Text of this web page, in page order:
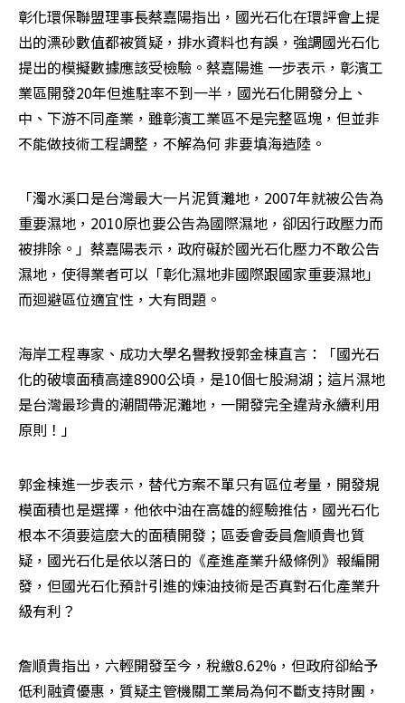
彰化環保聯盟理事長蔡嘉陽指出，國光石化在環評會上提
出的漂砂數值都被質疑，排水資料也有誤，強調國光石化
提出的模擬數據應該受檢驗。蔡嘉陽進 一步表示，彰濱工
業區開發20年但進駐率不到一半，國光石化開發分上、
中、下游不同產業，雖彰濱工業區不是完整區塊，但並非
不能做技術工程調整，不解為何 非要填海造陸。
「濁水溪口是台灣最大一片泥質灘地，2007年就被公告為
重要濕地，2010原也要公告為國際濕地，卻因行政壓力而
被排除。」蔡嘉陽表示，政府礙於國光石化壓力不敢公告
濕地，使得業者可以「彰化濕地非國際跟國家重要濕地」
而迴避區位適宜性，大有問題。
海岸工程專家、成功大學名譽教授郭金棟直言：「國光石
化的破壞面積高達8900公頃，是10個七股潟湖；這片濕地
是台灣最珍貴的潮間帶泥灘地，一開發完全違背永續利用
原則！」
郭金棟進一步表示，替代方案不單只有區位考量，開發規
模面積也是選擇，他依中油在高雄的經驗推估，國光石化
根本不須要這麼大的面積開發；區委會委員詹順貴也質
疑，國光石化是依以落日的《產進產業升級條例》報編開
發，但國光石化預計引進的煉油技術是否真對石化產業升
級有利？
詹順貴指出，六輕開發至今，稅繳8.62%，但政府卻給予
低利融資優惠，質疑主管機關工業局為何不斷支持財團，